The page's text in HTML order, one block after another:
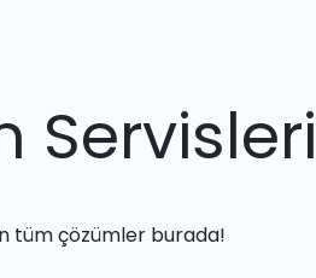
Servisleri
tüm çözümler burada!